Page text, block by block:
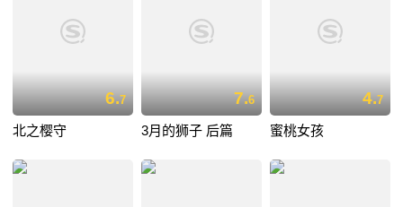
6.7
北之樱守
7.6
3月的狮子 后篇
4.7
蜜桃女孩